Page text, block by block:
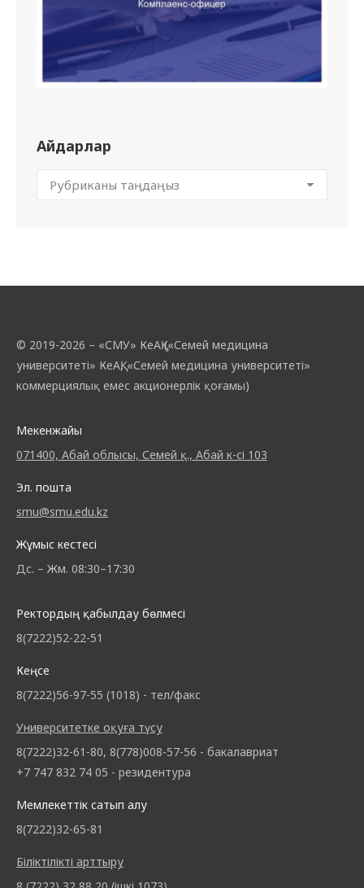
Айдарлар
© 2019-2026 – «СМУ» КеАҚ («Семей медицина
университеті» КеАҚ, «Семей медицина университеті»
коммерциялық емес акционерлік қоғамы)
Мекенжайы
071400, Абай облысы, Семей қ., Абай к-сі 103
Эл. пошта
smu@smu.edu.kz
Жұмыс кестесі
Дс. – Жм. 08:30–17:30
Ректордың қабылдау бөлмесі
8(7222)52-22-51
Кеңсе
8(7222)56-97-55 (1018) - тел/факс
Университетке оқуға түсу
8(7222)32-61-80, 8(778)008-57-56 - бакалавриат
+7 747 832 74 05 - резидентура
Мемлекеттік сатып алу
8(7222)32-65-81
Біліктілікті арттыру